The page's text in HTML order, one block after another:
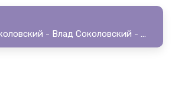
Влад Соколовский - Влад Соколовский - Как дети